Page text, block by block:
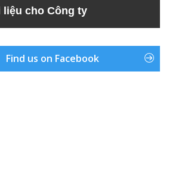
liệu cho Công ty
Find us on Facebook